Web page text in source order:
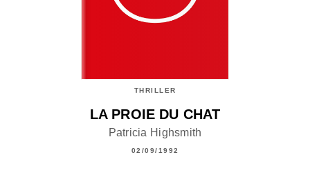
THRILLER
LA PROIE DU CHAT
Patricia Highsmith
02/09/1992